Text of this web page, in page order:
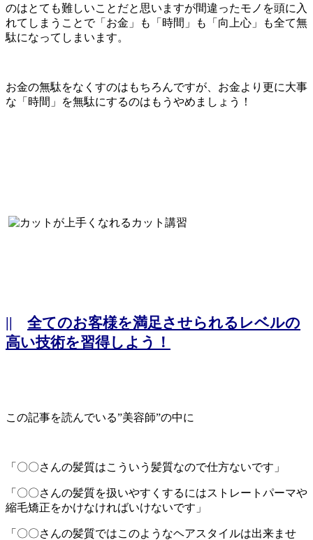
のはとても難しいことだと思いますが間違ったモノを頭に入
れてしまうことで「お金」も「時間」も「向上心」も全て無
駄になってしまいます。
お金の無駄をなくすのはもちろんですが、お金より更に大事
な「時間」を無駄にするのはもうやめましょう！
|| 全てのお客様を満足させられるレベルの
高い技術を習得しよう！
この記事を読んでいる”美容師”の中に
「〇〇さんの髪質はこういう髪質なので仕方ないです」
「〇〇さんの髪質を扱いやすくするにはストレートパーマや
縮毛矯正をかけなければいけないです」
「〇〇さんの髪質ではこのようなヘアスタイルは出来ませ